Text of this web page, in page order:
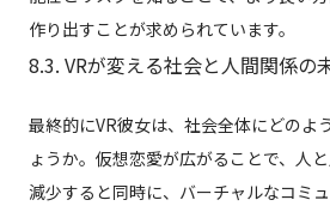
作り出すことが求められています。
8.3. VRが変える社会と人間関係の
最終的にVR彼女は、社会全体にどのよ
ょうか。仮想恋愛が広がることで、人
減少すると同時に、バーチャルなコミ